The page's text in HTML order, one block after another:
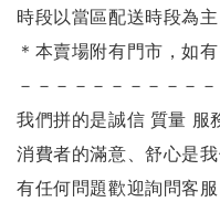
時段以當區配送時段為主
＊本賣場附有門市，如
－－－－－－－－－－
我們拼的是誠信 質量 服
消費者的滿意、舒心是我
有任何問題歡迎詢問客